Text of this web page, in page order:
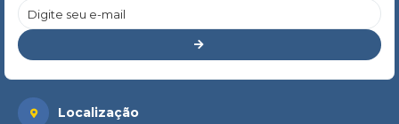
Localização